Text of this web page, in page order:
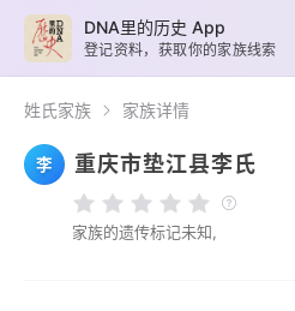
姓氏家族 家族详情
李 重庆市垫江县李氏
家族的遗传标记未知,
DNA里的历史 App
登记资料，获取你的家族线索